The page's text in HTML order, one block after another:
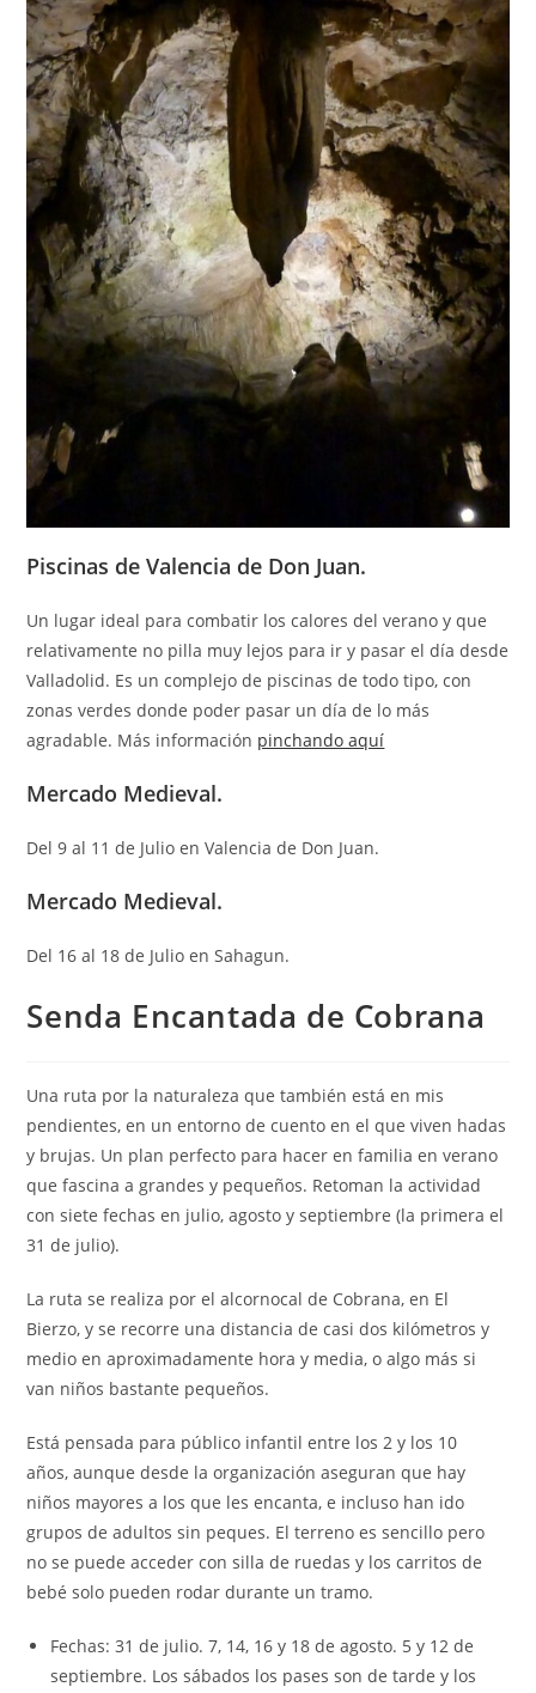
Piscinas de Valencia de Don Juan.
Un lugar ideal para combatir los calores del verano y que
relativamente no pilla muy lejos para ir y pasar el día desde
Valladolid. Es un complejo de piscinas de todo tipo, con
zonas verdes donde poder pasar un día de lo más
agradable. Más información pinchando aquí
Mercado Medieval.
Del 9 al 11 de Julio en Valencia de Don Juan.
Mercado Medieval.
Del 16 al 18 de Julio en Sahagun.
Senda Encantada de Cobrana
Una ruta por la naturaleza que también está en mis
pendientes, en un entorno de cuento en el que viven hadas
y brujas. Un plan perfecto para hacer en familia en verano
que fascina a grandes y pequeños. Retoman la actividad
con siete fechas en julio, agosto y septiembre (la primera el
31 de julio).
La ruta se realiza por el alcornocal de Cobrana, en El
Bierzo, y se recorre una distancia de casi dos kilómetros y
medio en aproximadamente hora y media, o algo más si
van niños bastante pequeños.
Está pensada para público infantil entre los 2 y los 10
años, aunque desde la organización aseguran que hay
niños mayores a los que les encanta, e incluso han ido
grupos de adultos sin peques. El terreno es sencillo pero
no se puede acceder con silla de ruedas y los carritos de
bebé solo pueden rodar durante un tramo.
Fechas: 31 de julio. 7, 14, 16 y 18 de agosto. 5 y 12 de
septiembre. Los sábados los pases son de tarde y los